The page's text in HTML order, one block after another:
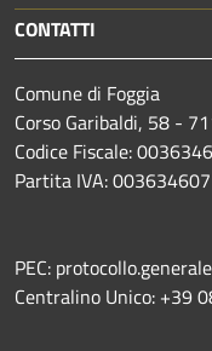
CONTATTI
Comune di Foggia
Corso Garibaldi, 58 -
Codice Fiscale:
Partita IVA:
PEC:
Centralino Unico: +39